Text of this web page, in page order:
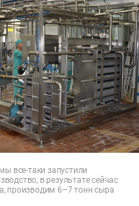
все-таки запустили
в результате сейчас
производим 6–7 тонн сыра